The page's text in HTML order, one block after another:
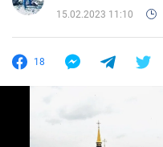
15.02.2023 11:10
18